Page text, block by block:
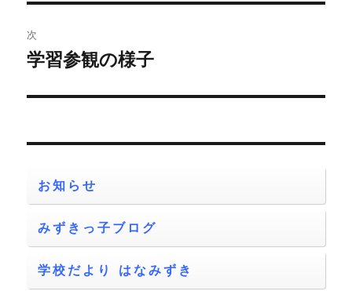
ビ
ゲ
ー
ン
投
稿:
次
次
投
学習参観の様子
お知らせ
みずきっ子ブログ
学校だより はなみずき